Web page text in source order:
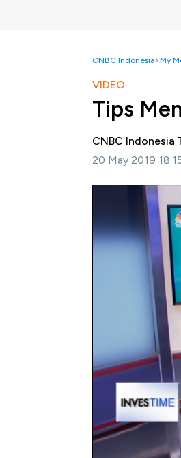
CNBC Indonesia My
VIDEO
Tips
CNBC Indonesia
20 May 2019
Jakarta, CNBC
dan ramai jadi
Apa saja yang
Simak dialog
Indonesia
#investasi
Popular